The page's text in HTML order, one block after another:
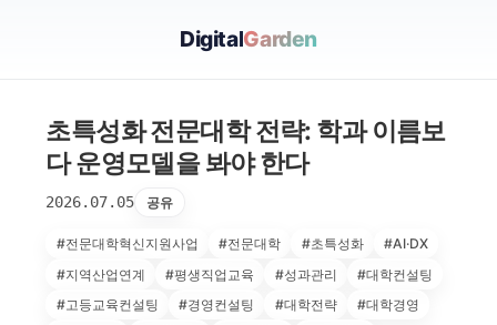
DigitalGarden
초특성화 전문대학 전략: 학과 이름보
다 운영모델을 봐야 한다
2026.07.05 공유
#전문대학혁신지원사업 #전문대학 #초특성화
#AI·DX
#지역산업연계
#평생직업교육 #성과관리
#대학컨설팅
#고등교육컨설팅
#경영컨설팅 #대학전략
#대학경영